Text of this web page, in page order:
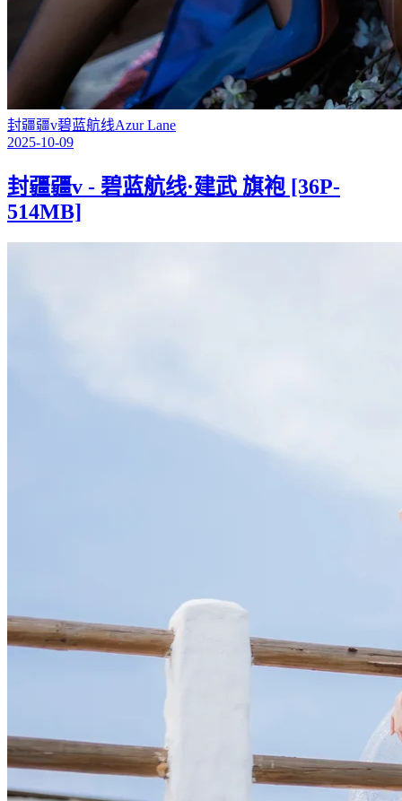
封疆疆v碧蓝航线Azur Lane
2025-10-09
封疆疆v - 碧蓝航线·建武 旗袍 [36P-
514MB]